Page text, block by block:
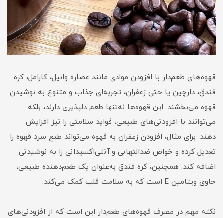
قهوه‌های طعم‌دار با افزودن موادی مانند عصاره وانیل، کارامل، کره
فندق، دارچین یا حتی زعفران، تجربه‌ای جذاب و متنوع به نوشیدن
قهوه می‌بخشند. این قهوه‌ها نه‌تنها طعم دلپذیری دارند، بلکه
می‌توانند با افزودنی‌های طبیعی، فواید سلامتی را نیز افزایش
دهند. برای مثال، افزودن زعفران به قهوه می‌تواند طبع سرد قهوه را
تعدیل کرده و خواص ضدالتهابی و آنتی‌اکسیدانی را به نوشیدنی
اضافه کند. همچنین، کره فندق به‌عنوان یک طعم‌دهنده طبیعی،
حاوی ویتامین E است که به سلامت قلب کمک می‌کند.
نکته مهم در مصرف قهوه‌های طعم‌دار این است که از افزودنی‌های